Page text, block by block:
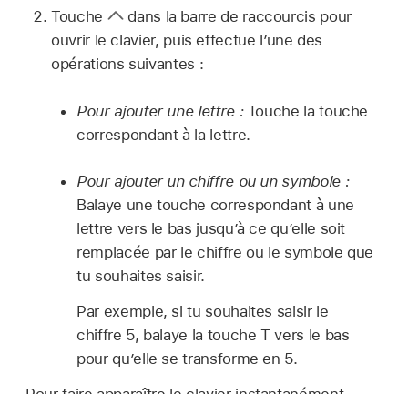
Touche
dans la barre de raccourcis pour
ouvrir le clavier, puis effectue l’une des
opérations suivantes :
Pour ajouter une lettre :Touche la touche
correspondant à la lettre.
Pour ajouter un chiffre ou un symbole :
Balaye une touche correspondant à une
lettre vers le bas jusqu’à ce qu’elle soit
remplacée par le chiffre ou le symbole que
tu souhaites saisir.
Par exemple, si tu souhaites saisir le
chiffre 5, balaye la touche T vers le bas
pour qu’elle se transforme en 5.